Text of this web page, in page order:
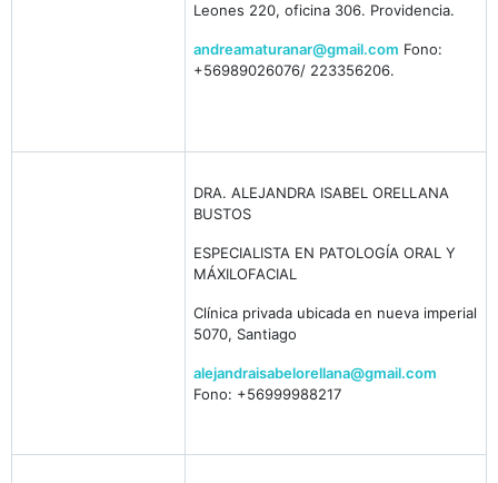
Leones 220, oficina 306. Providencia.
andreamaturanar@gmail.com Fono:
+56989026076/ 223356206.
DRA. ALEJANDRA ISABEL ORELLANA
BUSTOS
ESPECIALISTA EN PATOLOGÍA ORAL Y
MÁXILOFACIAL
Clínica privada ubicada en nueva imperial
5070, Santiago
alejandraisabelorellana@gmail.com
Fono: +56999988217